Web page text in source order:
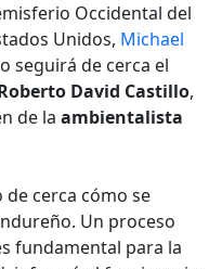
Occidental del
Unidos, Michael
seguirá de cerca el
David Castillo,
de la ambientalista
cerca cómo se
Un proceso
fundamental para la